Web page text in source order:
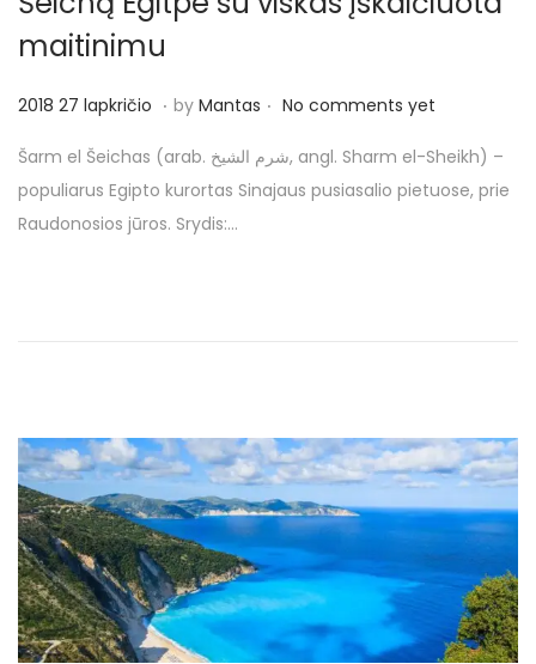
maitinimu
P
s
t
e
2018 27 lapkričio 2
1
8
2
d
ž
i
o
. by Mantas . No comments yet
Šarm el Šeichas (arab. شرم الشيخ, angl. Sharm el-Sheikh) –
populiarus Egipto kurortas Sinajaus pusiasalio pietuose, prie
Raudonosios jūros. Srydis:…